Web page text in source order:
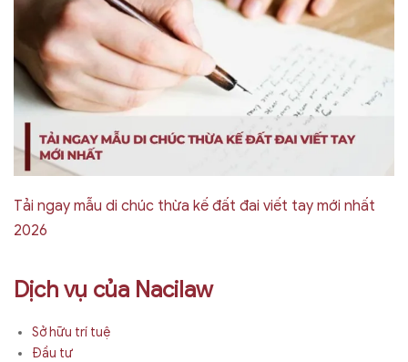
Tải ngay mẫu di chúc thừa kế đất đai viết tay mới nhất
2026
Dịch vụ của Nacilaw
Sở hữu trí tuệ
Đầu tư